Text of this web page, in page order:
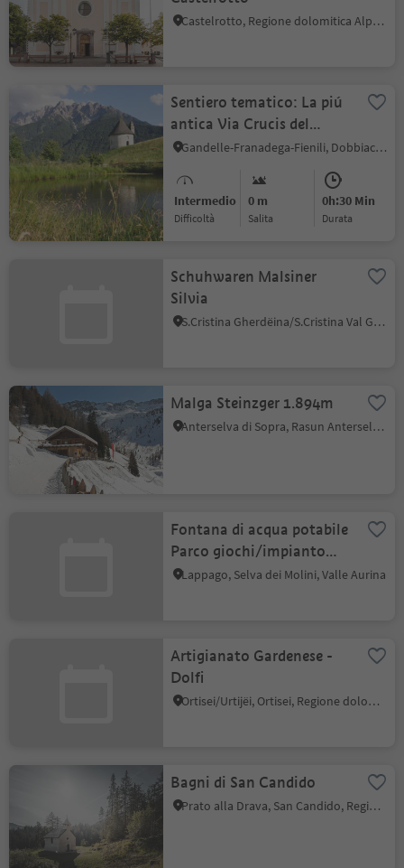
Castelrotto, Regione dolomitica Alpe di Siusi
Sentiero tematico: La piú
antica Via Crucis del
Tirolo
Gandelle-Franadega-Fienili, Dobbiaco, Regione dolomitica 3 Cime
Intermedio
Difficoltà
0 m
Salita
0h:30 Min
durata
Schuhwaren Malsiner
Silvia
S.Cristina Gherdëina/S.Cristina Val Gardena, Santa Cristina Val Gardena, Regione dolomitica Val Gardena
Malga Steinzger 1.894m
Anterselva di Sopra, Rasun Anterselva, Regione dolomitica Plan de Corones
Fontana di acqua potabile
Parco giochi/impianto
Kneipp Lappago
Lappago, Selva dei Molini, Valle Aurina
Artigianato Gardenese -
Dolfi
Ortisei/Urtijëi, Ortisei, Regione dolomitica Val Gardena
Bagni di San Candido
Prato alla Drava, San Candido, Regione dolomitica 3 Cime